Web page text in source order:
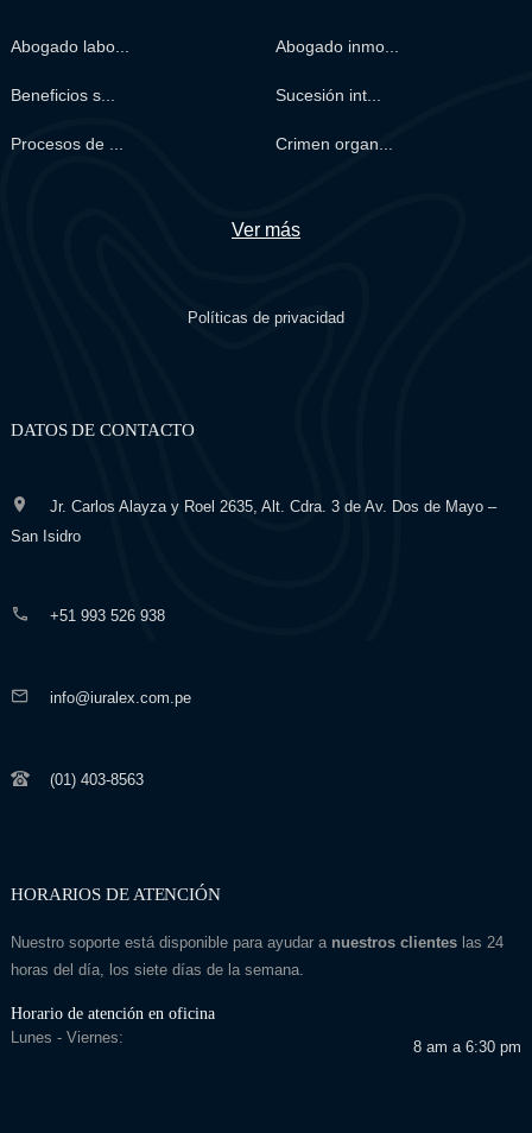
Abogado labo... Abogado inmo...
Beneficios s... Sucesión int...
Procesos de ... Crimen organ...
Ver más
Políticas de privacidad
DATOS DE CONTACTO
Jr. Carlos Alayza y Roel 2635, Alt. Cdra. 3 de Av. Dos de Mayo –
San Isidro
+51 993 526 938
info@iuralex.com.pe
(01) 403-8563
HORARIOS DE ATENCIÓN
Nuestro soporte está disponible para ayudar a nuestros clienteslas 24
horas del día, los siete días de la semana.
Horario de atención en oficina
Lunes - Viernes:
8 am a 6:30 pm